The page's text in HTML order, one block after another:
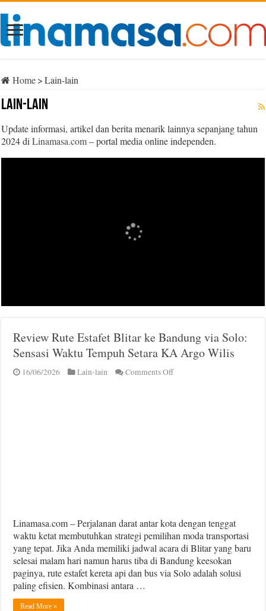
Home> Lain-lain
Lain-lain
Update informasi, artikel dan berita menarik lainnya sepanjang tahun
2024 diLinamasa.com– portal media online independen.
Review Rute Estafet Blitar ke Bandung via Solo:
Sensasi Waktu Tempuh Setara KA Argo Wilis
16/06/2026 Lain-lain Comments Offon
Argo
Linamasa.com – Perjalanan darat antar kota dengan tenggat
waktu ketat membutuhkan strategi pemilihan moda transportasi
yang tepat. Jika Anda memiliki jadwal acara di Blitar yang baru
selesai malam hari namun harus tiba di Bandung keesokan
paginya, rute estafet kereta api dan bus via Solo adalah solusi
paling efisien. Kombinasi antara …
Read More »